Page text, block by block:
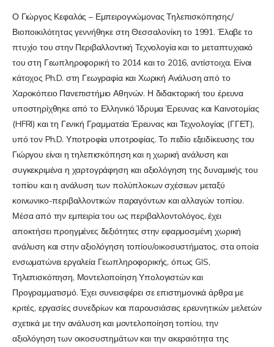
Ο Γιώργος Κεφαλάς – Εμπειρογνώμονας Τηλεπισκόπησης/
Βιοποικιλότητας γεννήθηκε στη Θεσσαλονίκη το 1991. Έλαβε το
πτυχίο του στην Περιβαλλοντική Τεχνολογία και το μεταπτυχιακό
του στη Γεωπληροφορική το 2014 και το 2016, αντίστοιχα. Είναι
κάτοχος Ph.D. στη Γεωγραφία και Χωρική Ανάλυση από το
Χαροκόπειο Πανεπιστήμιο Αθηνών. Η διδακτορική του έρευνα
υποστηρίχθηκε από το Ελληνικό Ίδρυμα Έρευνας και Καινοτομίας
(HFRI) και τη Γενική Γραμματεία Έρευνας και Τεχνολογίας (ΓΓΕΤ),
υπό τον Ph.D. Υποτροφία υποτροφίας. Το πεδίο εξειδίκευσης του
Γιώργου είναι η τηλεπισκόπηση και η χωρική ανάλυση και
συγκεκριμένα η χαρτογράφηση και αξιολόγηση της δυναμικής του
τοπίου και η ανάλυση των πολύπλοκων σχέσεων μεταξύ
κοινωνικο-περιβαλλοντικών παραγόντων και αλλαγών τοπίου.
Μέσα από την εμπειρία του ως περιβαλλοντολόγος, έχει
αποκτήσει προηγμένες δεξιότητες στην εφαρμοσμένη χωρική
ανάλυση και στην αξιολόγηση τοπίου/οικοσυστήματος, στα οποία
ενσωματώνει εργαλεία Γεωπληροφορικής, όπως GIS,
Τηλεπισκόπηση, Μοντελοποίηση Υπολογιστών και
Προγραμματισμό. Έχει συνεισφέρει σε επιστημονικά άρθρα με
κριτές, εργασίες συνεδρίων και παρουσιάσεις ερευνητικών μελετών
σχετικά με την ανάλυση και μοντελοποίηση τοπίου, την
αξιολόγηση των οικοσυστημάτων και την ακεραιότητα της